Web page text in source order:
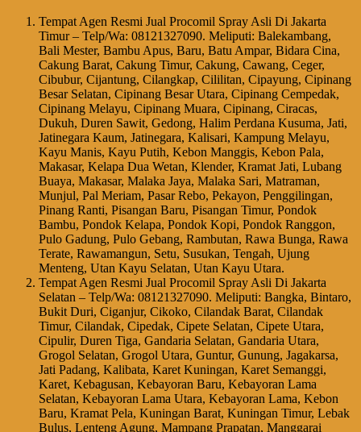
Tempat Agen Resmi Jual Procomil Spray Asli Di Jakarta
Timur – Telp/Wa: 08121327090. Meliputi: Balekambang,
Bali Mester, Bambu Apus, Baru, Batu Ampar, Bidara Cina,
Cakung Barat, Cakung Timur, Cakung, Cawang, Ceger,
Cibubur, Cijantung, Cilangkap, Cililitan, Cipayung, Cipinang
Besar Selatan, Cipinang Besar Utara, Cipinang Cempedak,
Cipinang Melayu, Cipinang Muara, Cipinang, Ciracas,
Dukuh, Duren Sawit, Gedong, Halim Perdana Kusuma, Jati,
Jatinegara Kaum, Jatinegara, Kalisari, Kampung Melayu,
Kayu Manis, Kayu Putih, Kebon Manggis, Kebon Pala,
Makasar, Kelapa Dua Wetan, Klender, Kramat Jati, Lubang
Buaya, Makasar, Malaka Jaya, Malaka Sari, Matraman,
Munjul, Pal Meriam, Pasar Rebo, Pekayon, Penggilingan,
Pinang Ranti, Pisangan Baru, Pisangan Timur, Pondok
Bambu, Pondok Kelapa, Pondok Kopi, Pondok Ranggon,
Pulo Gadung, Pulo Gebang, Rambutan, Rawa Bunga, Rawa
Terate, Rawamangun, Setu, Susukan, Tengah, Ujung
Menteng, Utan Kayu Selatan, Utan Kayu Utara.
Tempat Agen Resmi Jual Procomil Spray Asli Di Jakarta
Selatan – Telp/Wa: 08121327090. Meliputi: Bangka, Bintaro,
Bukit Duri, Ciganjur, Cikoko, Cilandak Barat, Cilandak
Timur, Cilandak, Cipedak, Cipete Selatan, Cipete Utara,
Cipulir, Duren Tiga, Gandaria Selatan, Gandaria Utara,
Grogol Selatan, Grogol Utara, Guntur, Gunung, Jagakarsa,
Jati Padang, Kalibata, Karet Kuningan, Karet Semanggi,
Karet, Kebagusan, Kebayoran Baru, Kebayoran Lama
Selatan, Kebayoran Lama Utara, Kebayoran Lama, Kebon
Baru, Kramat Pela, Kuningan Barat, Kuningan Timur, Lebak
Bulus, Lenteng Agung, Mampang Prapatan, Manggarai